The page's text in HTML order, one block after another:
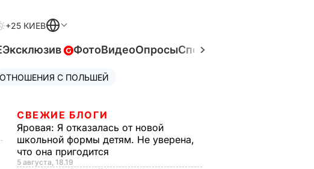
+25 КИЕВ
Эксклюзив ФотоВидеоОпросыСпецпроекты
ОТНОШЕНИЯ С ПОЛЬШЕЙ
СВЕЖИЕ БЛОГИ
Яровая: Я отказалась от новой
школьной формы детям. Не уверена,
что она пригодится
5 августа, 18.19